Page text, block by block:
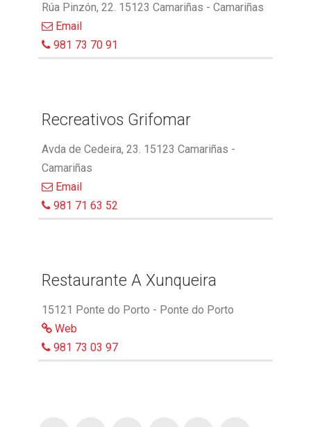
Rúa Pinzón, 22. 15123 Camariñas - Camariñas
Email
981 73 70 91
Recreativos Grifomar
Avda de Cedeira, 23. 15123 Camariñas -
Camariñas
Email
981 71 63 52
Restaurante A Xunqueira
15121 Ponte do Porto - Ponte do Porto
Web
981 73 03 97